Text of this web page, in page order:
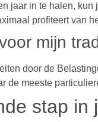
jaar in te halen,
profiteert van
mijn
door de
de meeste
stap in